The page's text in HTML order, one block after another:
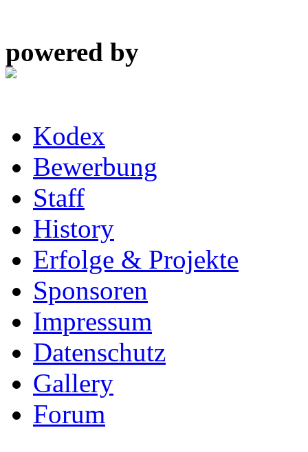
powered by
Kodex
Bewerbung
Staff
History
Erfolge & Projekte
Sponsoren
Impressum
Datenschutz
Gallery
Forum